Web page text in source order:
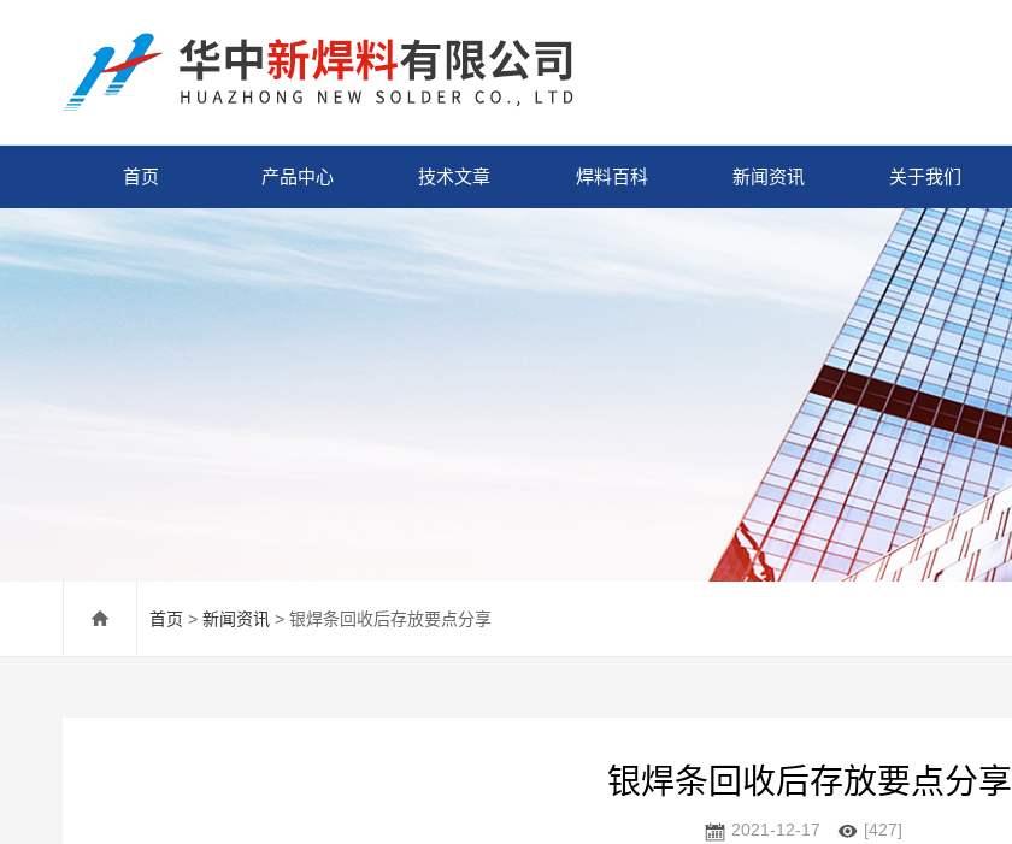
首页 产品中心 技术文章 焊料百科 新闻资讯 关于我们
首页 > 新闻资讯 > 银焊条回收后存放要点分享
银焊条回收后存放要点分享
2021-12-17 [427]